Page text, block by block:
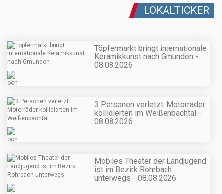
LOKALTICKER
Töpfermarkt bringt internationale
Keramikkunst nach Gmunden -
08.08.2026
3 Personen verletzt: Motorräder
kollidierten im Weißenbachtal -
08.08.2026
Mobiles Theater der Landjugend
ist im Bezirk Rohrbach
unterwegs - 08.08.2026